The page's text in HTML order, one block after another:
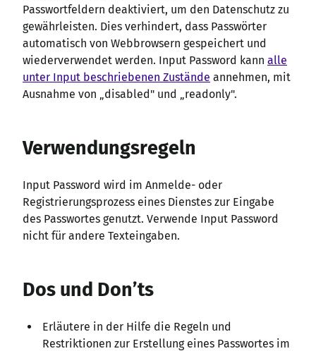
Passwortfeldern deaktiviert, um den Datenschutz zu
gewährleisten. Dies verhindert, dass Passwörter
automatisch von Webbrowsern gespeichert und
wiederverwendet werden. Input Password kann alle
unter Input beschriebenen Zustände annehmen, mit
Ausnahme von „disabled" und „readonly".
Verwendungsregeln
Input Password wird im Anmelde- oder
Registrierungsprozess eines Dienstes zur Eingabe
des Passwortes genutzt. Verwende Input Password
nicht für andere Texteingaben.
Dos und Don’ts
Erläutere in der Hilfe die Regeln und
Restriktionen zur Erstellung eines Passwortes im